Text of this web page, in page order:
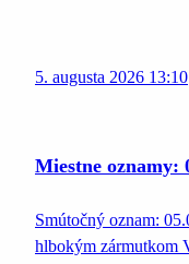
5. augusta 2026 13:10
Miestne oznamy:
Smútočný oznam:
hlbokým zármutkom